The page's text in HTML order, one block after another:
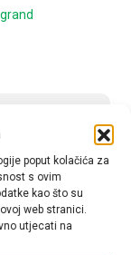
poput kolačića za
s ovim
kao što su
web stranici.
utjecati na